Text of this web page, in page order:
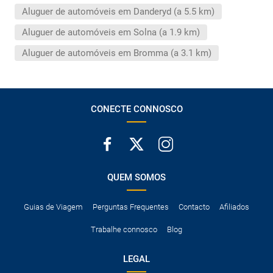
Acessórios opcionais como cadeiras de criança, correntes de
neve, etc.
Aluguer de automóveis em Danderyd (a 5.5 km)
Aluguer de automóveis em Solna (a 1.9 km)
Aluguer de automóveis em Bromma (a 3.1 km)
CONECTE CONNOSCO
QUEM SOMOS
Guias de Viagem Perguntas Frequentes Contacto Afiliados
Trabalhe connosco Blog
LEGAL